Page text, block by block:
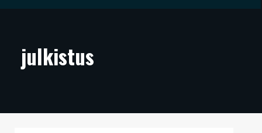
ARTIKKELIT
TECHBBS
julkistus